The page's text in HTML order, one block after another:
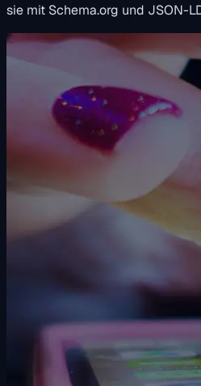
sie mit Schema.org und JSON-